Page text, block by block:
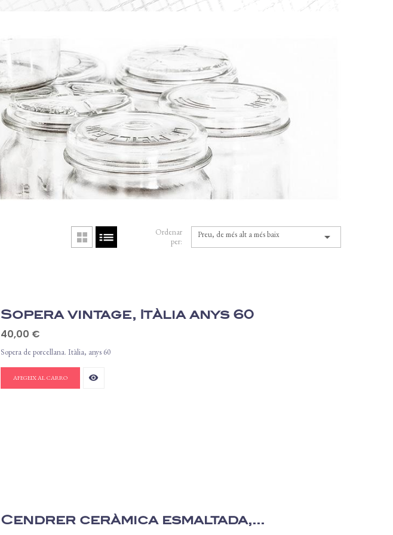
Ordenar
per:
Preu, de més alt a més baix 
Sopera vintage, Itàlia anys 60
Preu
40,00 €
Sopera de porcellana. Itàlia, anys 60
AFEGEIX AL CARRO remove_red_eye
Cendrer ceràmica esmaltada,...